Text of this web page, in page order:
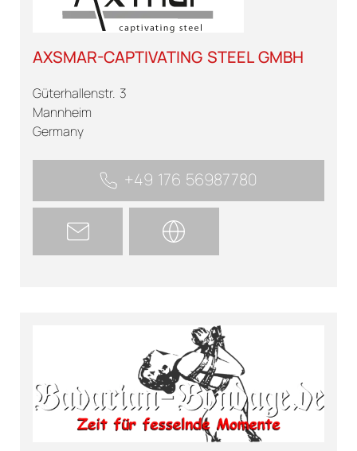
AXSMAR-CAPTIVATING STEEL GMBH
Güterhallenstr. 3
Mannheim
Germany
+49 176 56987780